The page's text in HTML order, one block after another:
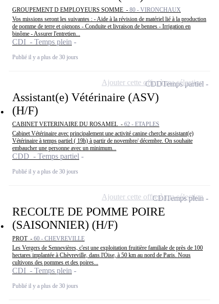
GROUPEMENT D EMPLOYEURS SOMME - 80 - VIRONCHAUX
Vos missions seront les suivantes : - Aide à la révision de matériel lié à la production
de pomme de terre et oignons - Conduite et livraison de bennes - Irrigation en
binôme - Assurer l'entretien...
CDI - Temps plein
Publié il y a plus de 30 jours
Assistant(e) Vétérinaire (ASV)
(H/F)
CABINET VETERINAIRE DU ROSAMEL - 62 - ETAPLES
Cabinet Vétérinaire avec principalement une activité canine cherche assistant(e)
Vétérinaire à temps partiel ( 19h) à partir de novembre/ décembre. On souhaite
embaucher une personne avec un minimum...
CDD - Temps partiel
Publié il y a plus de 30 jours
CDDTemps partiel
Ajouter cette offre à ma sélection
RECOLTE DE POMME POIRE
(SAISONNIER) (H/F)
PROT - 60 - CHEVREVILLE
Les Vergers de Sennevières, c'est une exploitation fruitière familiale de près de 100
hectares implantée à Chèvreville, dans l'Oise, à 50 km au nord de Paris. Nous
cultivons des pommes et des poires...
CDI - Temps plein
Publié il y a plus de 30 jours
CDITemps plein
Ajouter cette offre à ma sélection